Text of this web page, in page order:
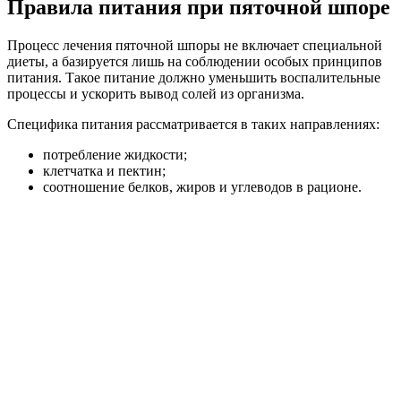
Правила питания при пяточной шпоре
Процесс лечения пяточной шпоры не включает специальной
диеты, а базируется лишь на соблюдении особых принципов
питания. Такое питание должно уменьшить воспалительные
процессы и ускорить вывод солей из организма.
Специфика питания рассматривается в таких направлениях:
потребление жидкости;
клетчатка и пектин;
соотношение белков, жиров и углеводов в рационе.